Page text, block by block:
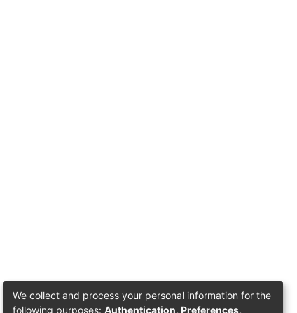
We collect and process your personal information for the
following purposes: Authentication, Preferences,